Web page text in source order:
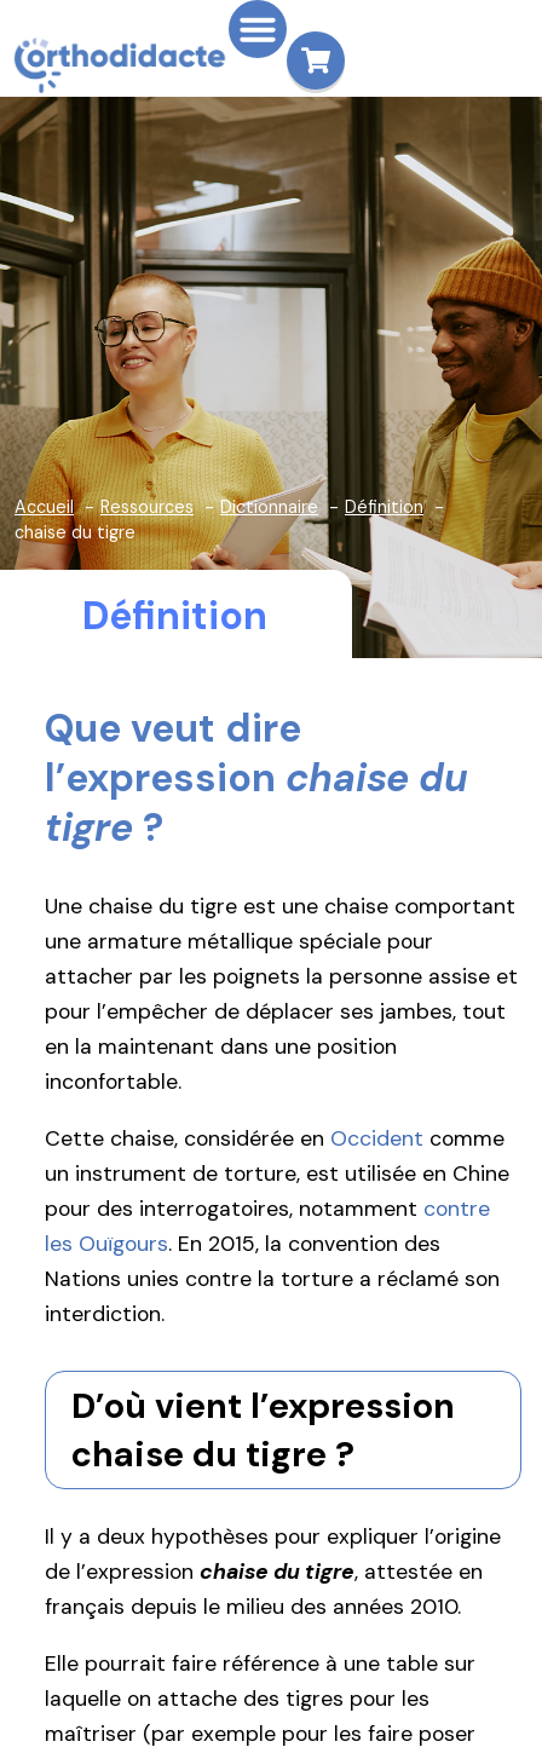
Accueil Ressources Dictionnaire
Définition
chaise du tigre
Définition
Que veut dire
l’expression chaise du
tigre ?
Une chaise du tigre est une chaise comportant
une armature métallique spéciale pour
attacher par les poignets la personne assise et
pour l’empêcher de déplacer ses jambes, tout
en la maintenant dans une position
inconfortable.
Cette chaise, considérée en Occident comme
un instrument de torture, est utilisée en Chine
pour des interrogatoires, notamment contre
les Ouïgours. En 2015, la convention des
Nations unies contre la torture a réclamé son
interdiction.
D’où vient l’expression
chaise du tigre ?
Il y a deux hypothèses pour expliquer l’origine
de l’expression chaise du tigre, attestée en
français depuis le milieu des années 2010.
Elle pourrait faire référence à une table sur
laquelle on attache des tigres pour les
maîtriser (par exemple pour les faire poser